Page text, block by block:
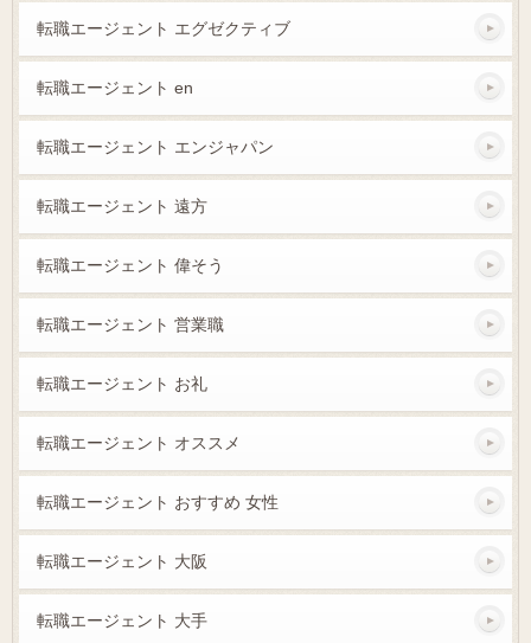
転職エージェント エグゼクティブ
転職エージェント en
転職エージェント エンジャパン
転職エージェント 遠方
転職エージェント 偉そう
転職エージェント 営業職
転職エージェント お礼
転職エージェント オススメ
転職エージェント おすすめ 女性
転職エージェント 大阪
転職エージェント 大手